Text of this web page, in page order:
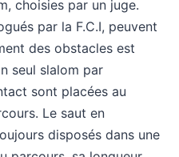
choisies par un juge.
par la F.C.I, peuvent
des obstacles est
seul slalom par
sont placées au
Le saut en
disposés dans une